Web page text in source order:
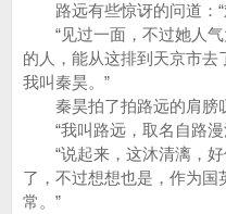
路远有些惊讶的问道：“
“见过一面，不过她人气
的人，能从这排到天京市去
我叫秦昊。”
秦昊拍了拍路远的肩膀
“我叫路远，取名自路漫
“说起来，这沐清漓，好
了，不过想想也是，作为国
常。”